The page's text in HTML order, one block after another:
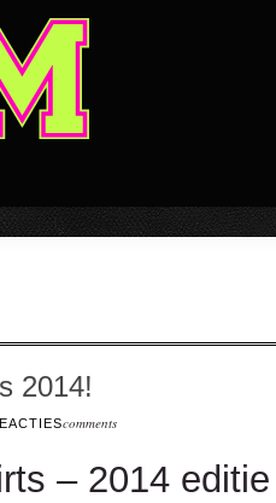
2014!
comments
– 2014